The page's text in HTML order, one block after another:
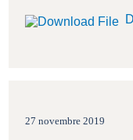
27 novembre 2019